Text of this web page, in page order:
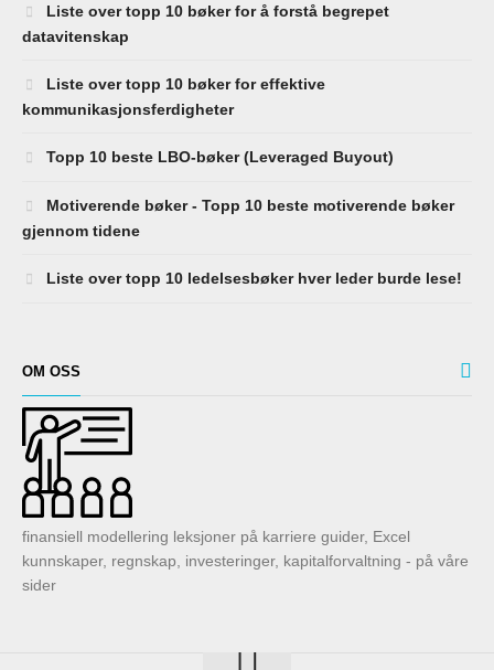
Liste over topp 10 bøker for å forstå begrepet
datavitenskap
Liste over topp 10 bøker for effektive
kommunikasjonsferdigheter
Topp 10 beste LBO-bøker (Leveraged Buyout)
Motiverende bøker - Topp 10 beste motiverende bøker
gjennom tidene
Liste over topp 10 ledelsesbøker hver leder burde lese!
OM OSS
finansiell modellering leksjoner på karriere guider, Excel
kunnskaper, regnskap, investeringer, kapitalforvaltning - på våre
sider